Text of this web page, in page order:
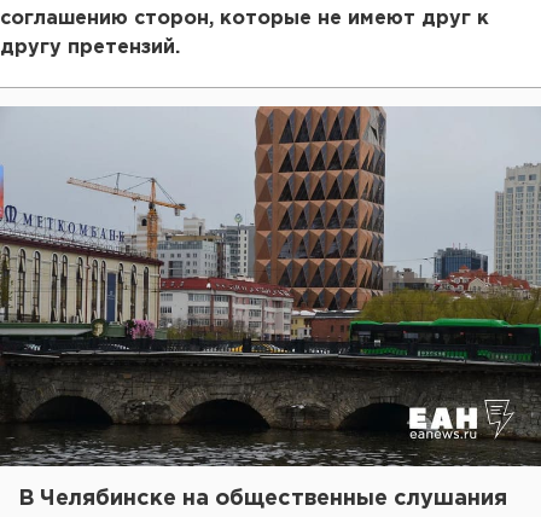
соглашению сторон, которые не имеют друг к
другу претензий.
В Челябинске на общественные слушания